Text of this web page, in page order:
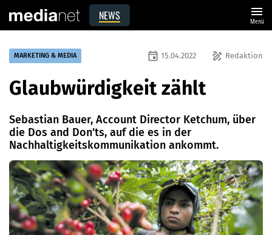
NEWS menu
Menü
MARKETING & MEDIA draw Redaktion
event 15.04.2022
Glaubwürdigkeit zählt
Sebastian Bauer, Account Director Ketchum, über
die Dos and Don’ts, auf die es in der
Nachhaltigkeitskommunikation ankommt.